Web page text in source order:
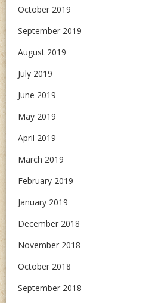
October 2019
September 2019
August 2019
July 2019
June 2019
May 2019
April 2019
March 2019
February 2019
January 2019
December 2018
November 2018
October 2018
September 2018